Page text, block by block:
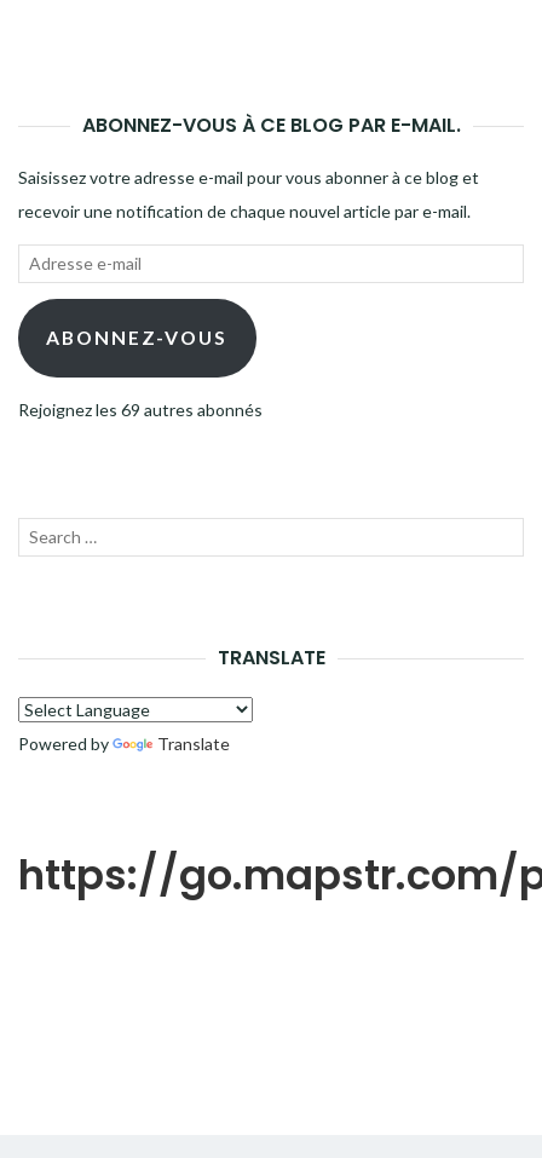
ABONNEZ-VOUS À CE BLOG PAR E-MAIL.
Saisissez votre adresse e-mail pour vous abonner à ce blog et
recevoir une notification de chaque nouvel article par e-mail.
Adresse
mail ABONNEZ-VOUS
Rejoignez les 69 autres abonnés
Recherche
TRANSLATE
Powered by Translate
https://go.mapstr.com/